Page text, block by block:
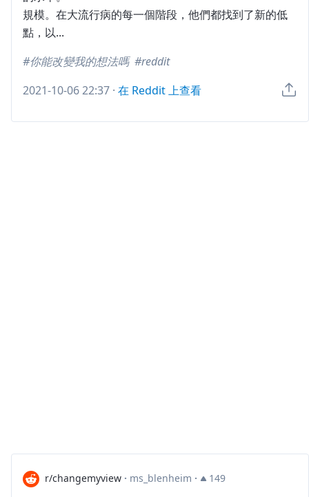
規模。在大流行病的每一個階段，他們都找到了新的低
點，以...
你能改變我的想法嗎
reddit
2021-10-06 22:37 · 在 Reddit 上查看
r/changemyview · ms_blenheim · 149